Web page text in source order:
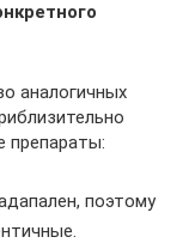
аналогичных
препараты:
поэтому